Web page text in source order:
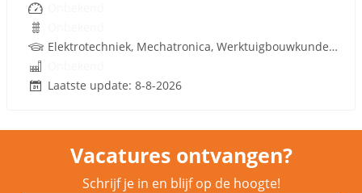
Elektrotechniek, Mechatronica, Werktuigbouwkunde, Hydrauliek
Laatste update: 8-8-2026
Vacatures ontvangen?
Schrijf je in en blijf op de hoogte!